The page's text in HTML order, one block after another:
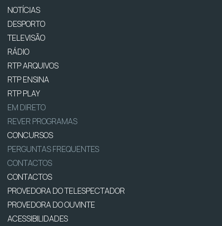
NOTÍCIAS
DESPORTO
TELEVISÃO
RÁDIO
RTP ARQUIVOS
RTP ENSINA
RTP PLAY
EM DIRETO
REVER PROGRAMAS
CONCURSOS
PERGUNTAS FREQUENTES
CONTACTOS
CONTACTOS
PROVEDORA DO TELESPECTADOR
PROVEDORA DO OUVINTE
ACESSIBILIDADES